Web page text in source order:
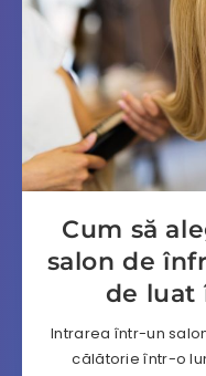
Cum să
salon de
de luat
Intrarea într-un
călătorie într-o